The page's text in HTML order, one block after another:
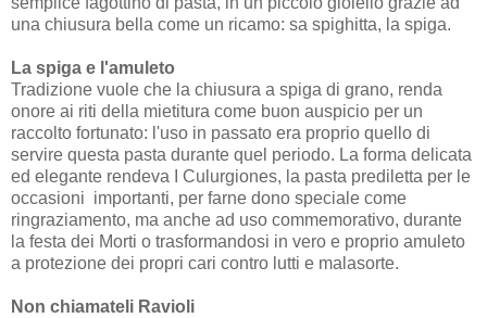
una chiusura bella come un ricamo: sa spighitta, la spiga.
La spiga e l'amuleto
Tradizione vuole che la chiusura a spiga di grano, renda
onore ai riti della mietitura come buon auspicio per un
raccolto fortunato: l'uso in passato era proprio quello di
servire questa pasta durante quel periodo. La forma delicata
ed elegante rendeva I Culurgiones, la pasta prediletta per le
occasioni importanti, per farne dono speciale come
ringraziamento, ma anche ad uso commemorativo, durante
la festa dei Morti o trasformandosi in vero e proprio amuleto
a protezione dei propri cari contro lutti e malasorte.
Non chiamateli Ravioli